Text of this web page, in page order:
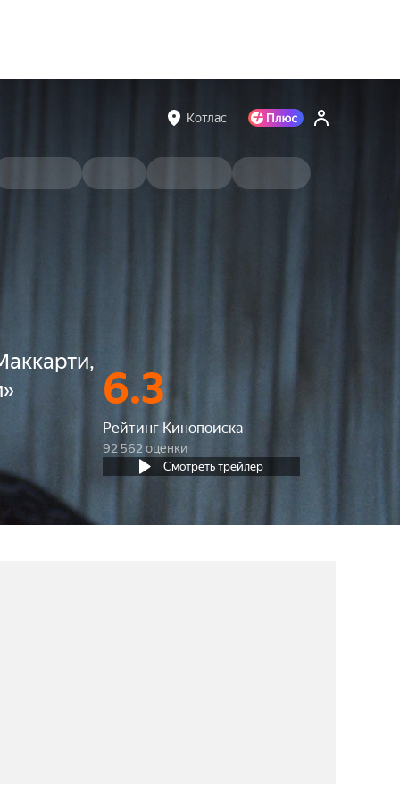
Котлас
6.3
Рейтинг Кинопоиска
92 562 оценки
Смотреть трейлер